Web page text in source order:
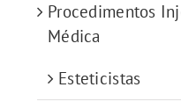
Procedimentos
Médica
Esteticistas